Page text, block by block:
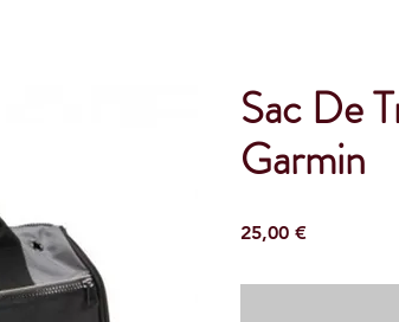
Sac De
Garmin
25,00 €Prezzo